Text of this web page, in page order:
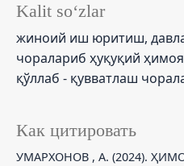
Kalit so‘zlar
жиноий иш юритиш,
чоралариб ҳуқуқий
қўллаб - қувватлаш
Как цитировать
УМАРХОНОВ , А. (2024).